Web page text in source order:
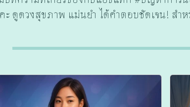
ะ ดูดวงสุขภาพ แม่นยำ ได้คำตอบชัดเจน! สำ